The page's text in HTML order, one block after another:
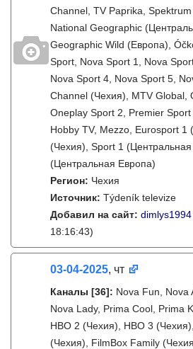
Channel, TV Paprika,
National Geographic
Geographic Wild (Европа),
Sport, Nova Sport 1, Nova
Nova Sport 4, Nova Sport 5,
Channel (Чехия), MTV Global,
Oneplay Sport 2, Premier Sport
Hobby TV, Mezzo, Eurosport 1
(Чехия), Sport 1
(Центральная Европа)
Регион: Чехия
Источник: Týdeník televize
Добавил на сайт: dimlys1994
18:16:43)
03-04-2025, чт
Каналы [36]: Nova Fun, Nova
Nova Lady, Prima Cool, Prima
HBO 2 (Чехия), HBO 3
(Чехия), FilmBox Family